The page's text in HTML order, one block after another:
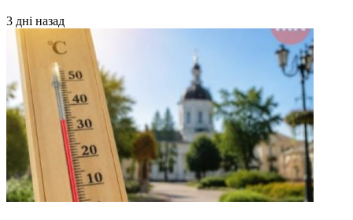
3 дні назад